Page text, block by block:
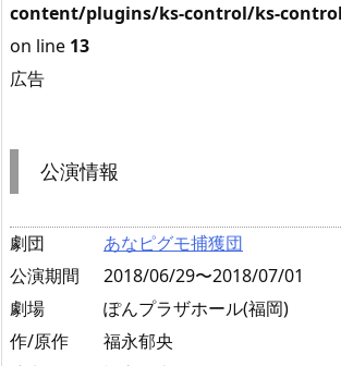
content/plugins/ks-control/ks-
on line 13
広告
公演情報
劇団
あなピグモ捕獲団
公演期間
2018/06/29〜2018/07/01
劇場
ぽんプラザホール(福岡)
作/原作
福永郁央